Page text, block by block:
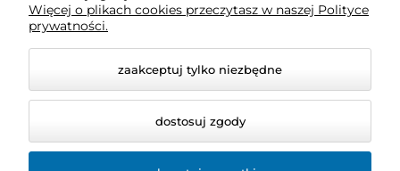
Moje konto
Więcej o plikach cookies przeczytasz w naszej Polityce
prywatności.
zaakceptuj tylko niezbędne
dostosuj zgody